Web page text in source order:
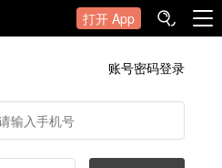
打开 App
账号密码登录